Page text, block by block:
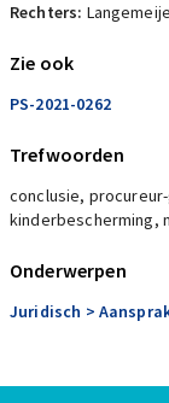
Rechters:
Zie ook
PS-2021-0262
Trefwoorden
conclusie,
kinderbescherming,
Onderwerpen
Juridisch >